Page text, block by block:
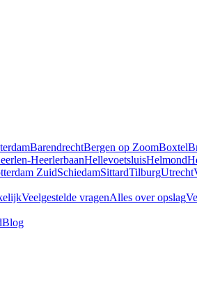
BarendrechtBergen op ZoomBoxtel
HeerlerbaanHellevoetsluisHelmond
ZuidSchiedamSittardTilburgUtrecht
Veelgestelde vragenAlles over opslag
Blog